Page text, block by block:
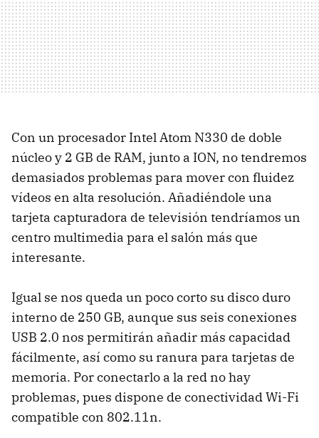
Con un procesador Intel Atom N330 de doble
núcleo y 2 GB de RAM, junto a ION, no tendremos
demasiados problemas para mover con fluidez
vídeos en alta resolución. Añadiéndole una
tarjeta capturadora de televisión tendríamos un
centro multimedia para el salón más que
interesante.
Igual se nos queda un poco corto su disco duro
interno de 250 GB, aunque sus seis conexiones
USB 2.0 nos permitirán añadir más capacidad
fácilmente, así como su ranura para tarjetas de
memoria. Por conectarlo a la red no hay
problemas, pues dispone de conectividad Wi-Fi
compatible con 802.11n.